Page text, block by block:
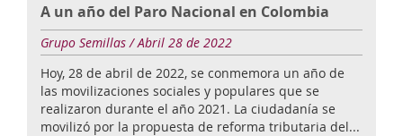
A un año del Paro Nacional en Colombia
Grupo Semillas / Abril 28 de 2022
Hoy, 28 de abril de 2022, se conmemora un año de
las movilizaciones sociales y populares que se
realizaron durante el año 2021. La ciudadanía se
movilizó por la propuesta de reforma tributaria del...